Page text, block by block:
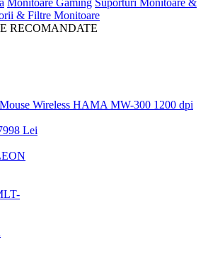
Monitoare Gaming Suporturi Monitoare &
& Filtre Monitoare
RECOMANDATE
Mouse Wireless HAMA MW-300 1200 dpi
98 Lei